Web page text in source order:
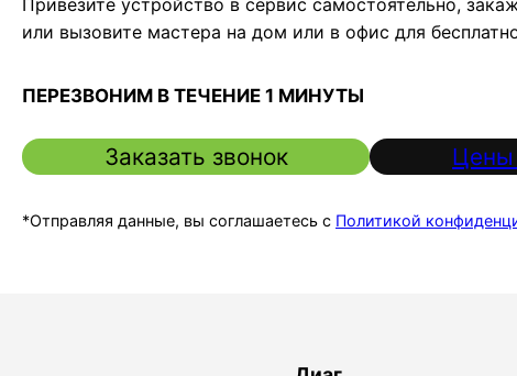
или вызовите мастера на дом или в офис для
ПЕРЕЗВОНИМ В ТЕЧЕНИЕ 1 МИНУТЫ
Заказать звонок Цены
*Отправляя данные, вы соглашаетесь с Политикой